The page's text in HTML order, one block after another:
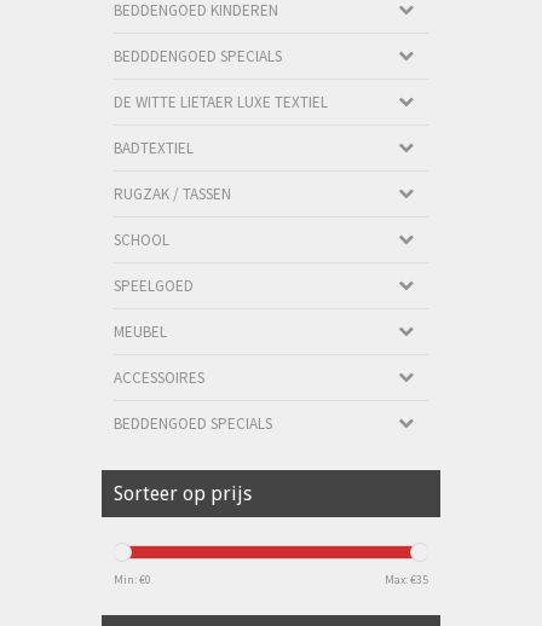
BEDDENGOED KINDEREN
BEDDDENGOED SPECIALS
DE WITTE LIETAER LUXE TEXTIEL
BADTEXTIEL
RUGZAK / TASSEN
SCHOOL
SPEELGOED
MEUBEL
ACCESSOIRES
BEDDENGOED SPECIALS
Sorteer op prijs
Min: €0 Max: €35